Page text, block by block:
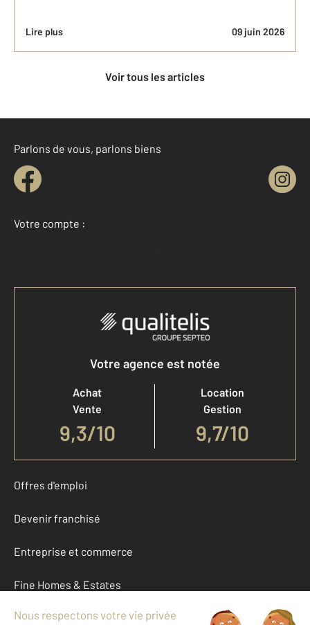
Lire plus 09 juin 2026
Voir tous les articles
Parlons de vous, parlons biens
Votre compte :
Accéder à mon compte
Votre agence est notée
Achat
Vente
9,3/10
Location
Gestion
9,7/10
Offres d'emploi
Devenir franchisé
Entreprise et commerce
Fine Homes & Estates
À propos